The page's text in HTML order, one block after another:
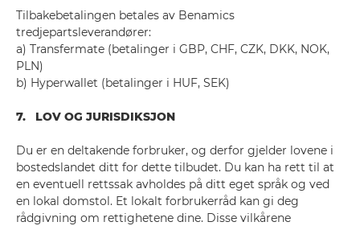
Tilbakebetalingen betales av Benamics
tredjepartsleverandører:
a) Transfermate (betalinger i GBP, CHF, CZK, DKK, NOK,
PLN)
b) Hyperwallet (betalinger i HUF, SEK)
7. LOV OG JURISDIKSJON
Du er en deltakende forbruker, og derfor gjelder lovene i
bostedslandet ditt for dette tilbudet. Du kan ha rett til at
en eventuell rettssak avholdes på ditt eget språk og ved
en lokal domstol. Et lokalt forbrukerråd kan gi deg
rådgivning om rettighetene dine. Disse vilkårene